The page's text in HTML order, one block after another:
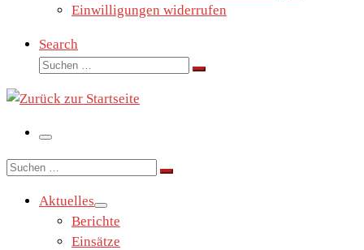
Einwilligungen widerrufen
Search
Suche
Suchen …
Menü
Suche
Suchen …
Aktuelles
Berichte
Einsätze